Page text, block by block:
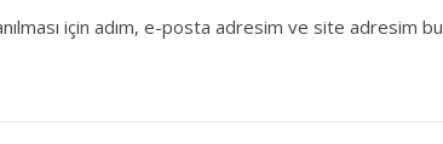
için adım, e-posta adresim ve site adresim bu